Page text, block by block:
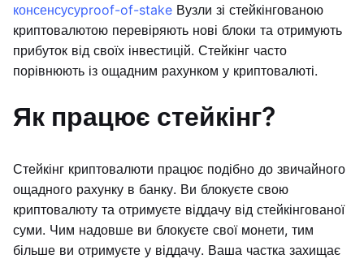
консенсусуproof-of-stake Вузли зі стейкінгованою
криптовалютою перевіряють нові блоки та отримують
прибуток від своїх інвестицій. Стейкінг часто
порівнюють із ощадним рахунком у криптовалюті.
Як працює стейкінг?
Стейкінг криптовалюти працює подібно до звичайного
ощадного рахунку в банку. Ви блокуєте свою
криптовалюту та отримуєте віддачу від стейкінгованої
суми. Чим надовше ви блокуєте свої монети, тим
більше ви отримуєте у віддачу. Ваша частка захищає